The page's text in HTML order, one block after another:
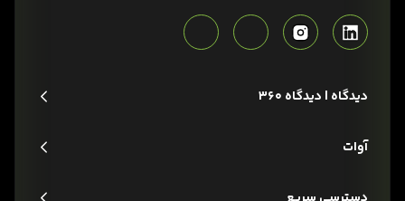
دیدگاه | دیدگاه 360
آوات